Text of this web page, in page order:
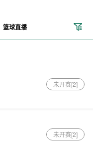
篮球直播
未开赛[2]
未开赛[2]